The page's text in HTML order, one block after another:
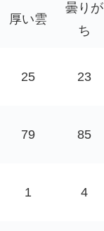
厚い雲
曇りが
ち
25 23
79 85
1 4